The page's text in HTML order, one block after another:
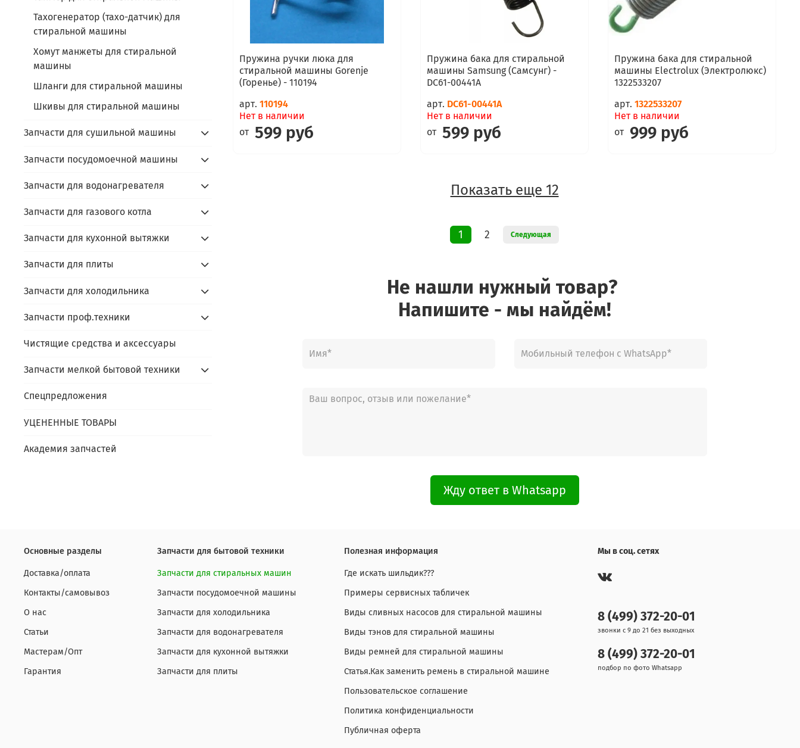
Пружина ручки люка для
стиральной машины Gorenje
(Горенье) - 110194
арт.110194
Нет в наличии
от 599 руб
Пружина бака для стиральной
машины Samsung (Самсунг) -
DC61-00441A
арт. DC61-00441A
Нет в наличии
от 599 руб
Пружина бака для стиральной
машины Electrolux (Электролюкс)
1322533207
арт.1322533207
Нет в наличии
от 999 руб
Показать еще 12
1 2 Следующая
Не нашли нужный товар?
Напишите - мы найдём!
Жду ответ в Whatsapp
Тахогенератор (тахо-датчик) для
стиральной машины
Хомут манжеты для стиральной
машины
Шланги для стиральной машины
Шкивы для стиральной машины
Запчасти для сушильной машины
Запчасти посудомоечной машины
Запчасти для водонагревателя
Запчасти для газового котла
Запчасти для кухонной вытяжки
Запчасти для плиты
Запчасти для холодильника
Запчасти проф.техники
Чистящие средства и аксессуары
Запчасти мелкой бытовой техники
Спецпредложения
УЦЕНЕННЫЕ ТОВАРЫ
Академия запчастей
Основные разделы
Доставка/оплата
Контакты/самовывоз
О нас
Статьи
Мастерам/Опт
Гарантия
Запчасти для бытовой техники
Запчасти для стиральных машин
Запчасти посудомоечной машины
Запчасти для холодильника
Запчасти для водонагревателя
Запчасти для кухонной вытяжки
Запчасти для плиты
Полезная информация
Где искать шильдик???
Примеры сервисных табличек
Виды сливных насосов для стиральной машины
Виды тэнов для стиральной машины
Виды ремней для стиральной машины
Статья.Как заменить ремень в стиральной машине
Пользовательское соглашение
Политика конфиденциальности
Публичная оферта
Мы в соц. сетях
8 (499) 372-20-01
звонки с 9 до 21 без выходных
8 (499) 372-20-01
подбор по фото Whatsapp